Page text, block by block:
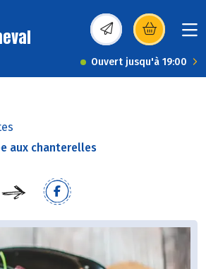
(s’ouvre dans une
Ouvert jusqu'à 19:00
aux chanterelles